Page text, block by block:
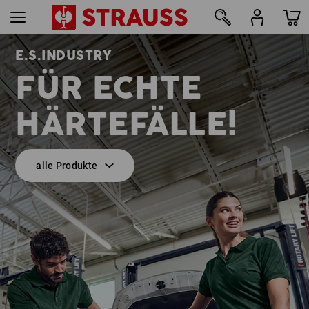
E.S.INDUSTRY
FÜR ECHTE
HÄRTEFÄLLE!
alle Produkte
9